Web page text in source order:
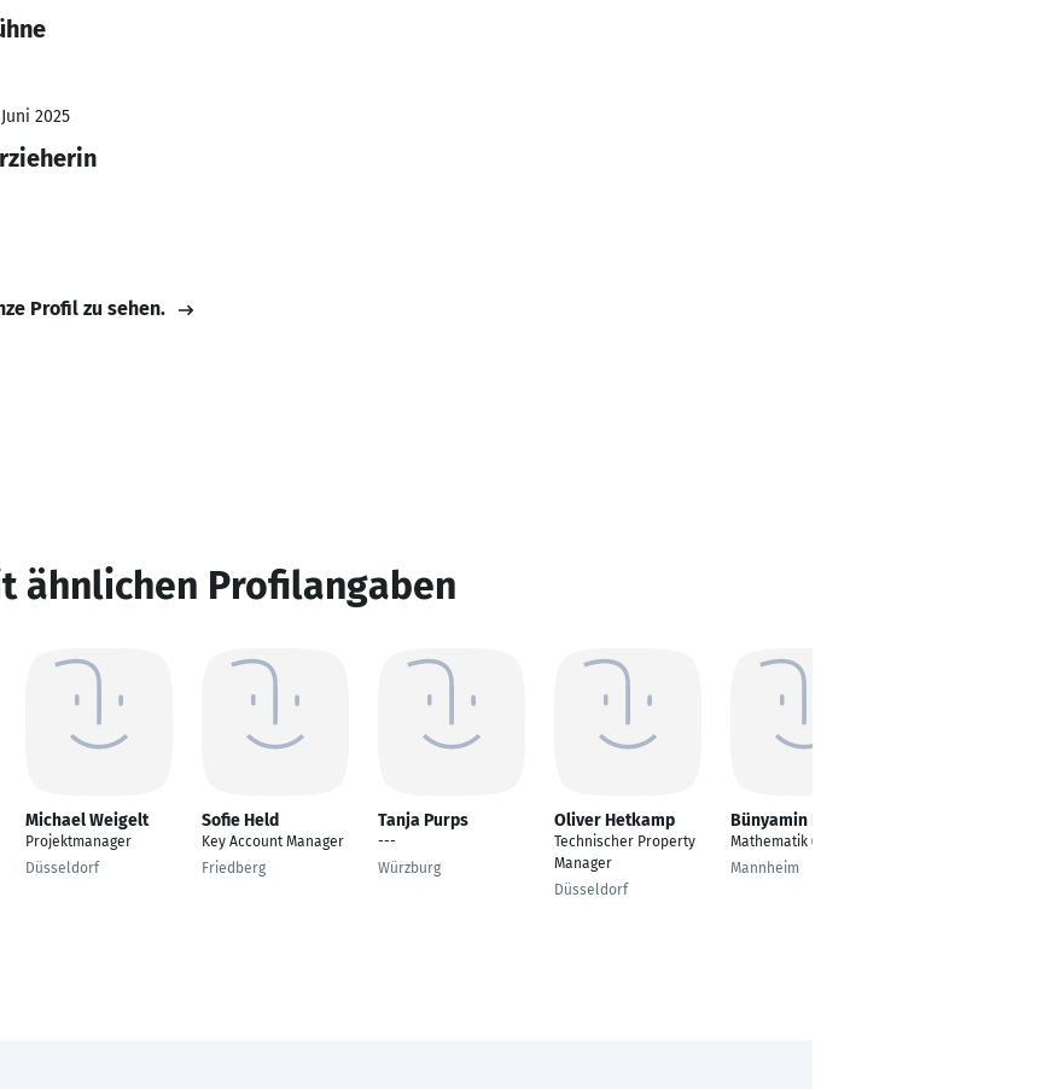
2025
Profil zu sehen.
ähnlichen Profilangaben
Michael Weigelt
Projektmanager
Düsseldorf
Sofie Held
Key Account Manager
Friedberg
Tanja Purps
---
Würzburg
Oliver Hetkamp
Technischer Property
Manager
Düsseldorf
Bünyamin Bir
Mathematik (Lehramt)
Mannheim